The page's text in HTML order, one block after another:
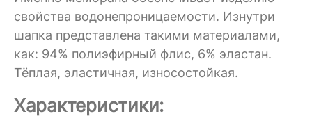
свойства водонепроницаемости. Изнутри
шапка представлена такими материалами,
как: 94% полиэфирный флис, 6% эластан.
Тёплая, эластичная, износостойкая.
Характеристики: